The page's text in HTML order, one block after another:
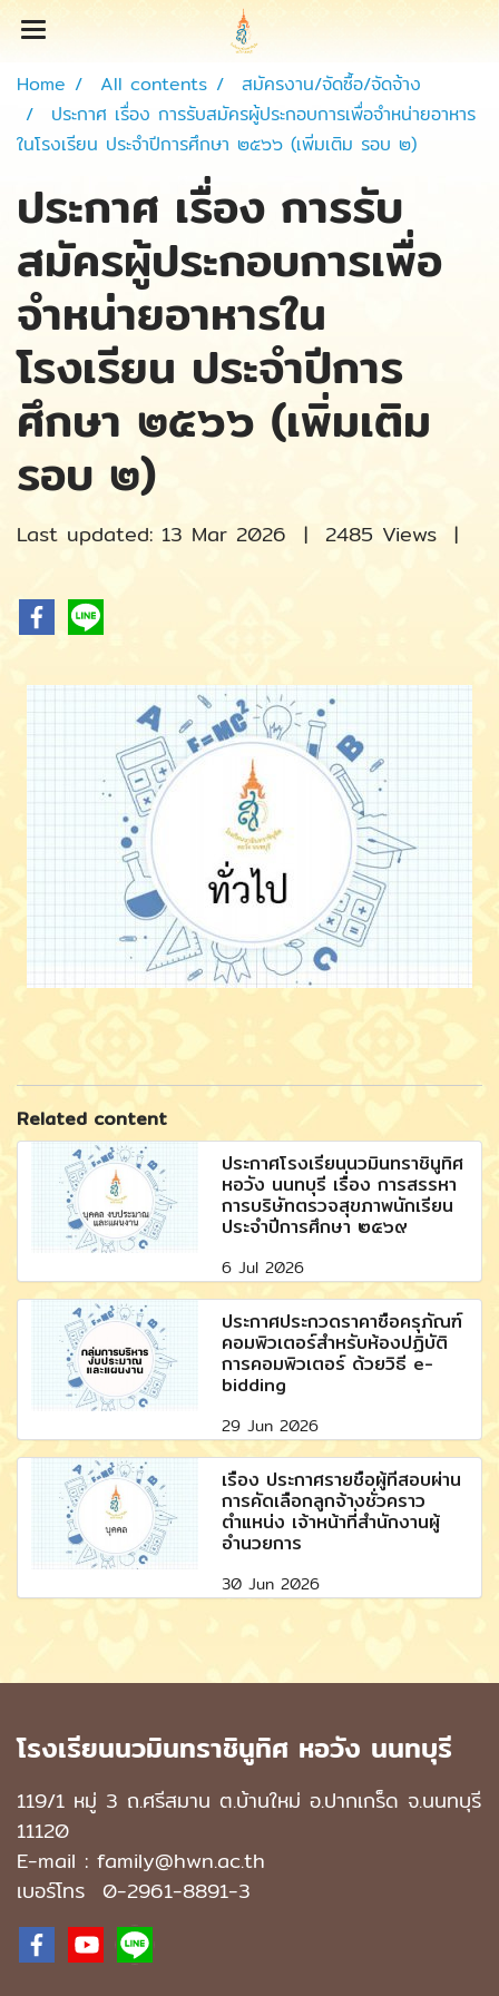
Home All contents
สมัครงาน/จัดซื้อ/จัดจ้าง
ประกาศ เรื่อง การรับสมัครผู้ประกอบการเพื่อจำหน่ายอาหาร
ในโรงเรียน ประจำปีการศึกษา ๒๕๖๖ (เพิ่มเติม รอบ ๒)
ประกาศ เรื่อง การรับ
สมัครผู้ประกอบการเพื่อ
จำหน่ายอาหารใน
โรงเรียน ประจำปีการ
ศึกษา ๒๕๖๖ (เพิ่มเติม
รอบ ๒)
Last updated: 13 Mar 2026 | 2485 Views |
Related content
ประกาศโรงเรียนนวมินทราชินูทิศ
หอวัง นนทบุรี เรื่อง การสรรหา
การบริษัทตรวจสุขภาพนักเรียน
ประจำปีการศึกษา ๒๕๖๙
6 Jul 2026
ประกาศประกวดราคาซื้อครุภัณฑ์
คอมพิวเตอร์สำหรับห้องปฏิบัติ
การคอมพิวเตอร์ ด้วยวิธี e-
bidding
29 Jun 2026
เรื่อง ประกาศรายชื่อผู้ที่สอบผ่าน
การคัดเลือกลูกจ้างชั่วคราว
ตำแหน่ง เจ้าหน้าที่สำนักงานผู้
อำนวยการ
30 Jun 2026
โรงเรียนนวมินทราชินูทิศ หอวัง นนทบุรี
119/1 หมู่ 3 ถ.ศรีสมาน ต.บ้านใหม่ อ.ปากเกร็ด จ.นนทบุรี
11120
E-mail : family@hwn.ac.th
เบอร์โทร 0-2961-8891-3